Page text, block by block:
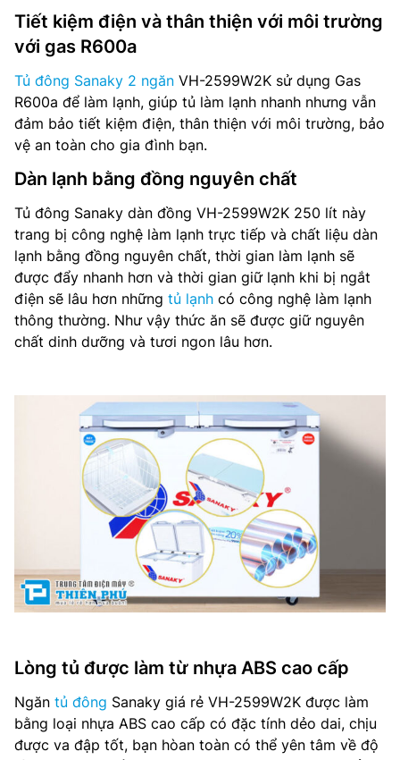
Tiết kiệm điện và thân thiện với môi trường
với gas R600a
Tủ đông Sanaky 2 ngăn VH-2599W2K sử dụng Gas
R600a để làm lạnh, giúp tủ làm lạnh nhanh nhưng vẫn
đảm bảo tiết kiệm điện, thân thiện với môi trường, bảo
vệ an toàn cho gia đình bạn.
Dàn lạnh bằng đồng nguyên chất
Tủ đông Sanaky dàn đồng VH-2599W2K 250 lít này
trang bị công nghệ làm lạnh trực tiếp và chất liệu dàn
lạnh bằng đồng nguyên chất, thời gian làm lạnh sẽ
được đẩy nhanh hơn và thời gian giữ lạnh khi bị ngắt
điện sẽ lâu hơn những tủ lạnh có công nghệ làm lạnh
thông thường. Như vậy thức ăn sẽ được giữ nguyên
chất dinh dưỡng và tươi ngon lâu hơn.
Lòng tủ được làm từ nhựa ABS cao cấp
Ngăn tủ đông Sanaky giá rẻ VH-2599W2K được làm
bằng loại nhựa ABS cao cấp có đặc tính dẻo dai, chịu
được va đập tốt, bạn hòan toàn có thể yên tâm về độ